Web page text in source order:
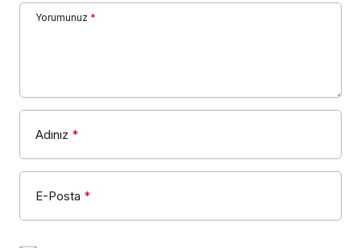
Yorumunuz *
Adınız *
E-Posta *